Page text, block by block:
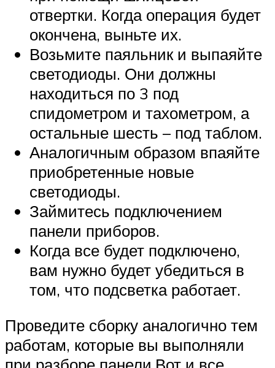
отвертки. Когда операция будет
окончена, выньте их.
Возьмите паяльник и выпаяйте
светодиоды. Они должны
находиться по 3 под
спидометром и тахометром, а
остальные шесть – под таблом.
Аналогичным образом впаяйте
приобретенные новые
светодиоды.
Займитесь подключением
панели приборов.
Когда все будет подключено,
вам нужно будет убедиться в
том, что подсветка работает.
Проведите сборку аналогично тем
работам, которые вы выполняли